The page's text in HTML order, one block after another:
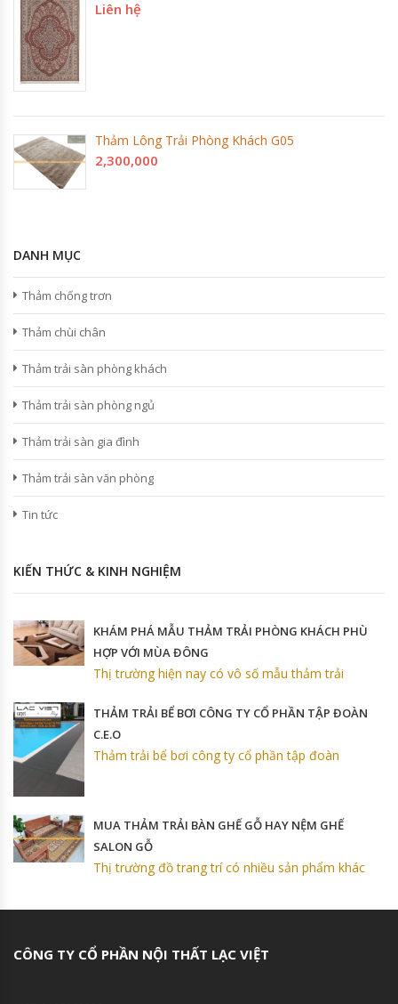
Liên hệ
Thảm Lông Trải Phòng Khách G05
2,300,000
DANH MỤC
Thảm chống trơn
Thảm chùi chân
Thảm trải sàn phòng khách
Thảm trải sàn phòng ngủ
Thảm trải sàn gia đình
Thảm trải sàn văn phòng
Tin tức
KIẾN THỨC & KINH NGHIỆM
KHÁM PHÁ MẪU THẢM TRẢI PHÒNG KHÁCH PHÙ
HỢP VỚI MÙA ĐÔNG
Thị trường hiện nay có vô số mẫu thảm trải
THẢM TRẢI BỂ BƠI CÔNG TY CỔ PHẦN TẬP ĐOÀN
C.E.O
Thảm trải bể bơi công ty cổ phần tập đoàn
MUA THẢM TRẢI BÀN GHẾ GỖ HAY NỆM GHẾ
SALON GỖ
Thị trường đồ trang trí có nhiều sản phẩm khác
CÔNG TY CỔ PHẦN NỘI THẤT LẠC VIỆT